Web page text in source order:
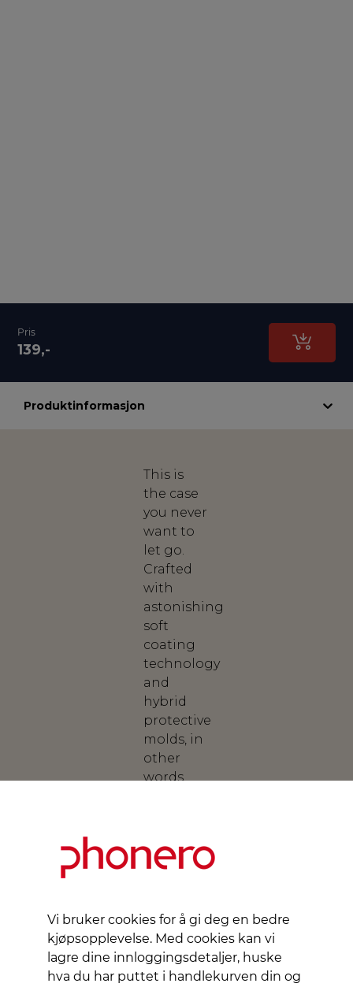
Vi bruker cookies for å gi deg en bedre
kjøpsopplevelse. Med cookies kan vi
lagre dine innloggingsdetaljer, huske
hva du har puttet i handlekurven din og
Pris
139,-
Produktinformasjon
This is
the case
you never
want to
let go.
Crafted
with
astonishing
soft
coating
technology
and
hybrid
protective
molds, in
other
words,
friend.
Our
series
comes
several
colors